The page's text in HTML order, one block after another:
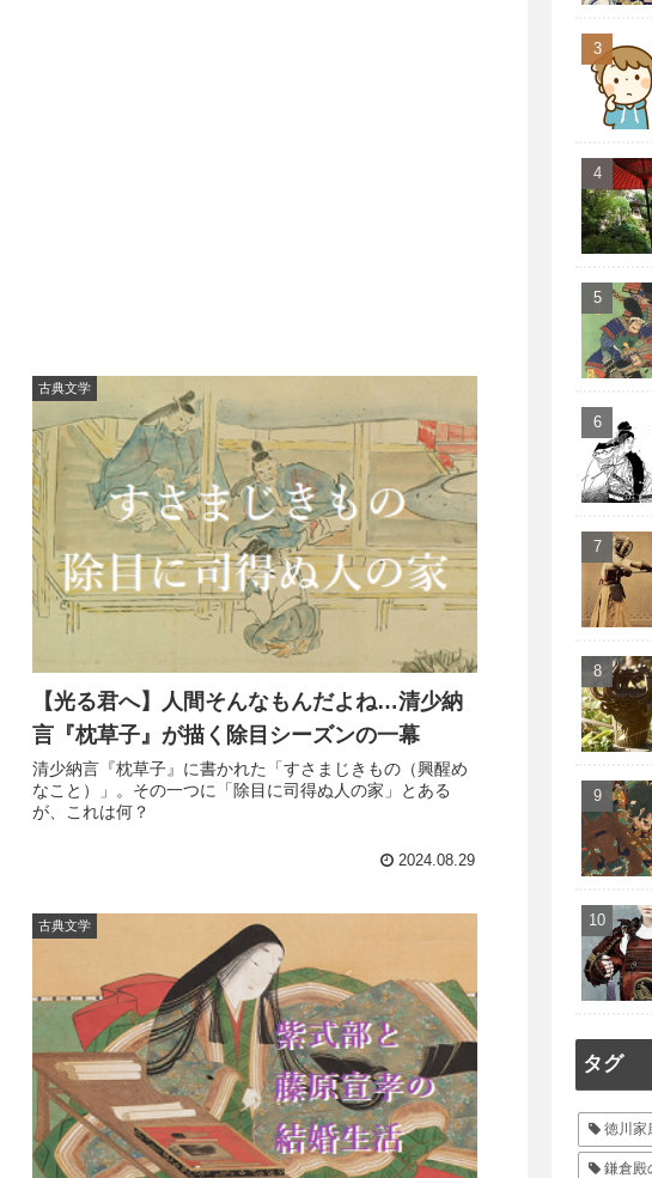
古典文学
【光る君へ】人間そんなもんだよね…清少納
言『枕草子』が描く除目シーズンの一幕
清少納言『枕草子』に書かれた「すさまじきもの（興醒め
なこと）」。その一つに「除目に司得ぬ人の家」とある
が、これは何？
2024.08.29
古典文学
タグ
徳川家
鎌倉殿